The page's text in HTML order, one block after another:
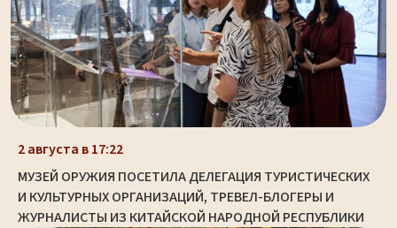
2 августа в 17:22
МУЗЕЙ ОРУЖИЯ ПОСЕТИЛА ДЕЛЕГАЦИЯ ТУРИСТИЧЕСКИХ
И КУЛЬТУРНЫХ ОРГАНИЗАЦИЙ, ТРЕВЕЛ-БЛОГЕРЫ И
ЖУРНАЛИСТЫ ИЗ КИТАЙСКОЙ НАРОДНОЙ РЕСПУБЛИКИ